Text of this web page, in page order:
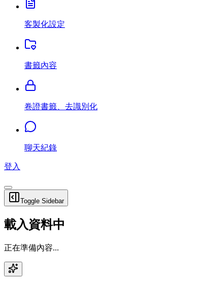
客製化設定
書籤內容
卷證書籤、去識別化
聊天紀錄
登入
Toggle Sidebar
載入資料中
正在準備內容...